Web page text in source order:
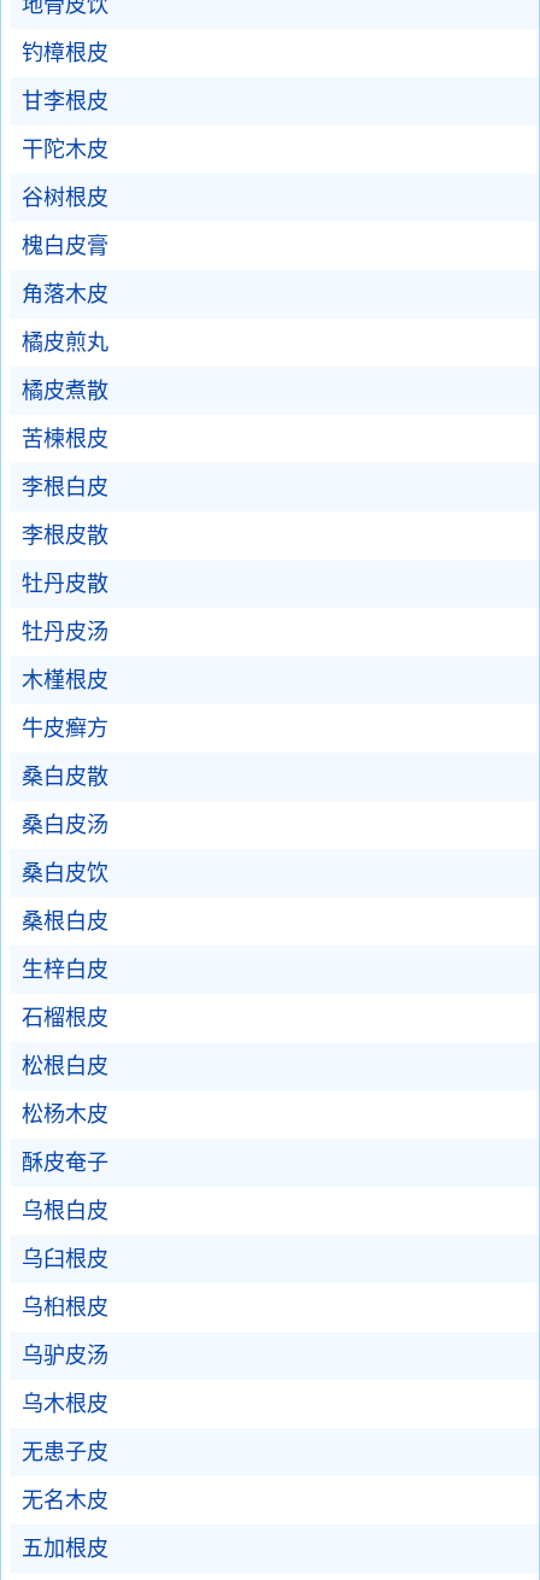
地骨皮饮
钓樟根皮
甘李根皮
干陀木皮
谷树根皮
槐白皮膏
角落木皮
橘皮煎丸
橘皮煮散
苦楝根皮
李根白皮
李根皮散
牡丹皮散
牡丹皮汤
木槿根皮
牛皮癣方
桑白皮散
桑白皮汤
桑白皮饮
桑根白皮
生梓白皮
石榴根皮
松根白皮
松杨木皮
酥皮奄子
乌根白皮
乌臼根皮
乌桕根皮
乌驴皮汤
乌木根皮
无患子皮
无名木皮
五加根皮